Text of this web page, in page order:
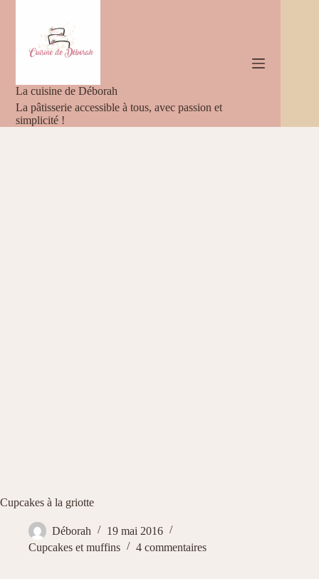
La cuisine de Déborah
La pâtisserie accessible à tous, avec passion et
simplicité !
Cupcakes à la griotte
Déborah
19 mai 2016
Cupcakes et muffins
4 commentaires